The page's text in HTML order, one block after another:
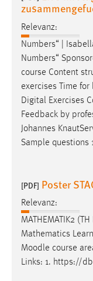
Relevanz:
Numbers“ |
Numbers“
course Content
exercises Time
Digital Exercises
Feedback by
Johannes
Sample questions
[PDF] Poster
Relevanz:
MATHEMATIK2
Mathematics
Moodle course
Links: 1. https://